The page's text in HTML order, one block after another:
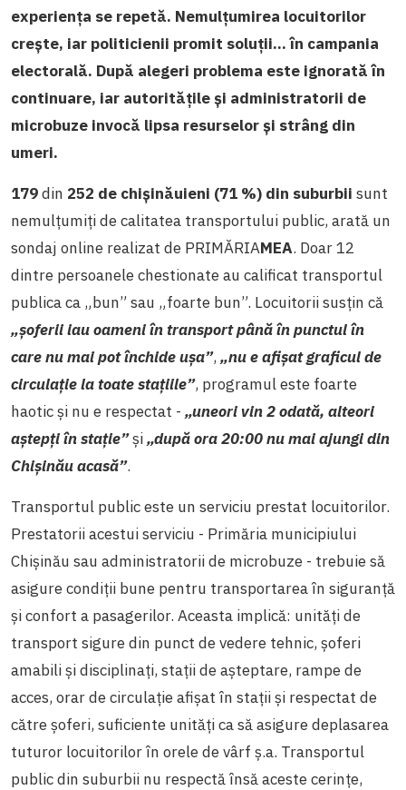
experiența se repetă. Nemulțumirea locuitorilor
crește, iar politicienii promit soluții… în campania
electorală. După alegeri problema este ignorată în
continuare, iar autoritățile și administratorii de
microbuze invocă lipsa resurselor și strâng din
umeri.
179din 252 de chișinăuieni (71 %) din suburbii sunt
nemulțumiți de calitatea transportului public, arată un
sondaj online realizat de PRIMĂRIAMEA. Doar 12
dintre persoanele chestionate au calificat transportul
publica ca „bun” sau „foarte bun”. Locuitorii susțin că
„șoferii iau oameni în transport până în punctul în
care nu mai pot închide uşa”, „nu e afișat graficul de
circulație la toate stațiile”, programul este foarte
haotic și nu e respectat - „uneori vin 2 odată, alteori
aștepți în stație”și„după ora 20:00 nu mai ajungi din
Chișinău acasă”.
Transportul public este un serviciu prestat locuitorilor.
Prestatorii acestui serviciu - Primăria municipiului
Chișinău sau administratorii de microbuze - trebuie să
asigure condiții bune pentru transportarea în siguranță
și confort a pasagerilor. Aceasta implică: unități de
transport sigure din punct de vedere tehnic, șoferi
amabili și disciplinați, stații de așteptare, rampe de
acces, orar de circulație afișat în stații și respectat de
către șoferi, suficiente unități ca să asigure deplasarea
tuturor locuitorilor în orele de vârf ș.a. Transportul
public din suburbii nu respectă însă aceste cerințe,